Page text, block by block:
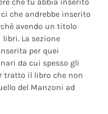
che andrebbe inserito
avendo un titolo
La sezione
per quei
da cui spesso gli
tratto il libro che non
del Manzoni ad